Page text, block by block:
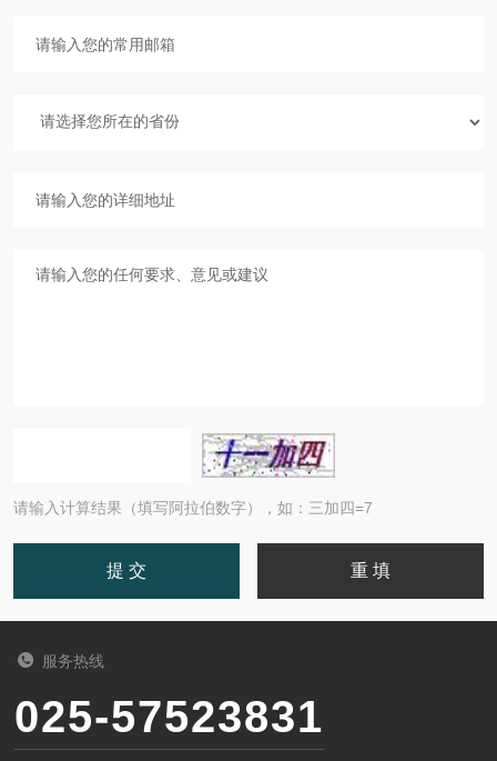
请输入计算结果（填写阿拉伯数字），如：三加四=7
服务热线
025-57523831